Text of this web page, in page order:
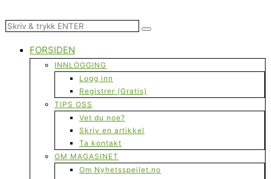
FORSIDEN
INNLOGGING
Logg inn
Registrer (Gratis)
TIPS OSS
Vet du noe?
Skriv en artikkel
Ta kontakt
OM MAGASINET
Om Nyhetsspeilet.no